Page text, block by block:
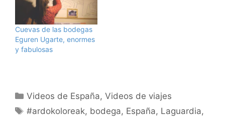
Cuevas de las bodegas
Eguren Ugarte, enormes
y fabulosas
Categorías
Videos de España,Videos de viajes
Etiquetas
#ardokoloreak, bodega, España, Laguardia,